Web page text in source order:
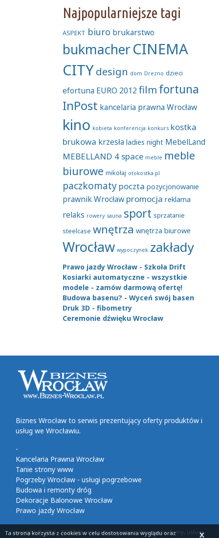
Najpopularniejsze tagi
ASPEKT biuro brukarstwo
bukmacherCINEMA
CITYdesign dom Drezno dzieci
efortuna EURO 2012film fortuna
InPost kancelaria prawna Wrocław
kino kobieta konferencja konkurs kostka
brukowa krzesła ladies night MebelLand
MEBELLAND 4 space meble meble
biurowe mikołaj otokostka.pl
paczkomaty poczta pozycjonowanie
prawnik Wrocław promocja reklama
relaks rowery sauna sport sprzatanie
steelcase wnętrza wnętrza biurowe
Wrocław wypoczynek zakłady
Prawo jazdy Wrocław - Szkoła Drift
Kosiarki automatyczne - wszystkie
modele - zamów darmową ofertę!
Budowa basenu? - Wyceń swój basen
Druk 3D - fibometry
Ceremonie dźwięku Wrocław
Biznes Wrocław to serwis prezentujący oferty produktów i
usług we Wrocławiu.
-
Kancelaria Prawna Wrocław
Tanie strony www
Pogrzeby Wrocław - usługi pogrzebowe
Budowa i remonty dróg
Dekoracje Balonowe Wrocław
Prawo jazdy Wrocław
Copyright © 2014 - 2026 Informacje biznesowe z Wrocławia, firmy, usługi,
X
Ta strona korzysta z cookiesw celu dostosowania wyglądu oraz